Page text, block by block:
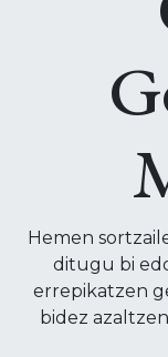
Hemen
ditugu bi
errepikatzen
bidez